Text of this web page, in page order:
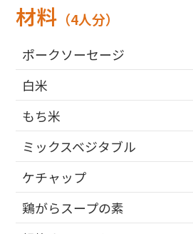
材料 （4人分）
ポークソーセージ
白米
もち米
ミックスベジタブル
ケチャップ
鶏がらスープの素